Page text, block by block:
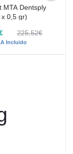
MTA Dentsply
x 0,5 gr)
225,52€
Incluido